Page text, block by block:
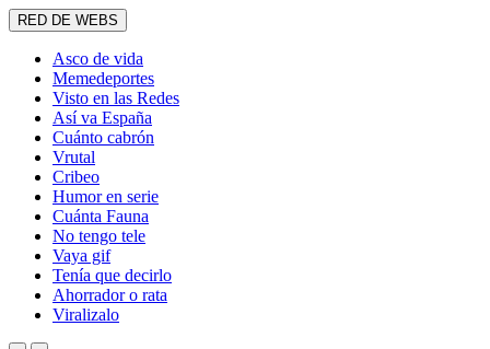
RED DE WEBS
Asco de vida
Memedeportes
Visto en las Redes
Así va España
Cuánto cabrón
Vrutal
Cribeo
Humor en serie
Cuánta Fauna
No tengo tele
Vaya gif
Tenía que decirlo
Ahorrador o rata
Viralizalo